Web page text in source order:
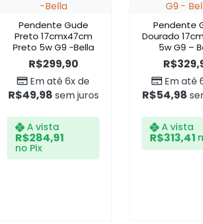
Pendente Gude
Preto 17cmx47cm
Preto 5w G9 -Bella
R$299,90
Em até 6x de
R$49,98 sem juros
A vista
R$284,91
no Pix
Pendente
Dourado
5w G9 –
R$
Em até
R$54,98
A vista
R$313,41